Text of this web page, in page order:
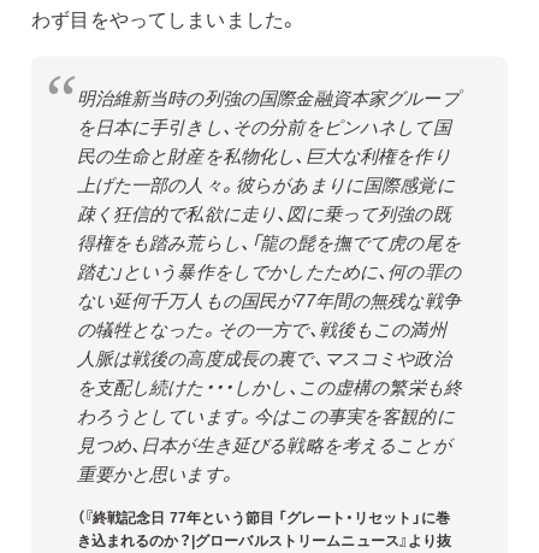
わず目をやってしまいました。
明治維新当時の列強の国際金融資本家グループ
を日本に手引きし、その分前をピンハネして国
民の生命と財産を私物化し、巨大な利権を作り
上げた一部の人々。彼らがあまりに国際感覚に
疎く狂信的で私欲に走り、図に乗って列強の既
得権をも踏み荒らし、「龍の髭を撫でて虎の尾を
踏む」という暴作をしでかしたために、何の罪の
ない延何千万人もの国民が77年間の無残な戦争
の犠牲となった。その一方で、戦後もこの満州
人脈は戦後の高度成長の裏で、マスコミや政治
を支配し続けた・・・しかし、この虚構の繁栄も終
わろうとしています。今はこの事実を客観的に
見つめ、日本が生き延びる戦略を考えることが
重要かと思います。
（『終戦記念日 77年という節目 「グレート・リセット」に巻
き込まれるのか？|グローバルストリームニュース』より抜